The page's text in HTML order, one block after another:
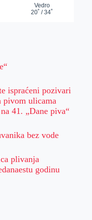
ispraćeni pozivari
pivom ulicama
41. „Dane piva“
bez vode
plivanja
godinu